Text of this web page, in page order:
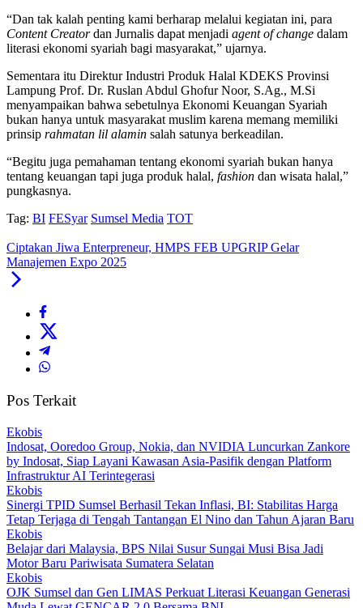
“Dan tak kalah penting kami berharap melalui kegiatan ini, para
Content Creatordan Jurnalis dapat menjadi agent of change dalam
literasi ekonomi syariah bagi masyarakat,” ujarnya.
Sementara itu Direktur Industri Produk Halal KDEKS Provinsi
Lampung Prof. Dr. Ruslan Abdul Ghofur Noor, S.Ag., M.Si
menyampaikan bahwa sebetulnya Ekonomi Keuangan Syariah
bukan hanya untuk masyarakat muslim karena memang memiliki
prinsip rahmatan lil alamin salah satunya berkeadilan.
“Begitu juga pemahaman tentang ekonomi syariah bukan hanya
tentang keuangan tapi juga produk halal, fashion dan wisata halal,”
pungkasnya.
Tag: BI FESyar Sumsel Media TOT
Ciptakan Jiwa Enterpreneur, HMPS FEB UPGRIP Gelar
Manajemen Expo 2025
Pos Terkait
Ekobis
Indosat, Ooredoo Group, Nokia, dan NVIDIA Luncurkan Zankore
by Indosat, Siap Layani Kawasan Asia-Pasifik dengan Platform
Infrastruktur AI Terintegerasi
Ekobis
Sinergi TPID Sumsel Berhasil Tekan Inflasi, BI: Stabilitas Harga
Tetap Terjaga di Tengah Tantangan El Nino dan Tahun Ajaran Baru
Ekobis
Belajar dari Malaysia, BPS Nilai Susur Sungai Musi Bisa Jadi
Motor Baru Pariwisata Sumatera Selatan
Ekobis
OJK Sumsel dan Gen LIMAS Perkuat Literasi Keuangan Generasi